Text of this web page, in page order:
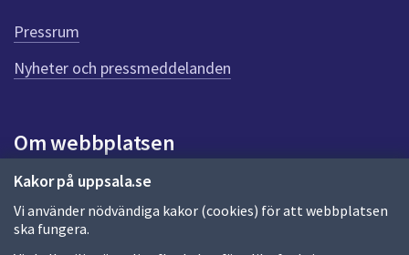
Kakor på uppsala.se
Vi använder nödvändiga kakor (cookies) för att webbplatsen
ska fungera.
e
n
n
a
d
a
Pressrum
Nyheter och pressmeddelanden
Om webbplatsen
Om webbplatsen
Allmänna handlingar och diarium
Behandling av personuppgifter